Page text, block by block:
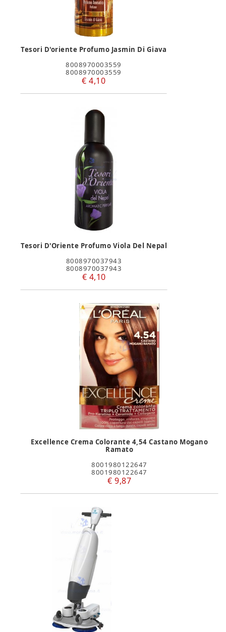
Tesori D'oriente Profumo Jasmin Di Giava
8008970003559
8008970003559
€ 4,10
Tesori D'Oriente Profumo Viola Del Nepal
8008970037943
8008970037943
€ 4,10
Excellence Crema Colorante 4,54 Castano Mogano
Ramato
8001980122647
8001980122647
€ 9,87